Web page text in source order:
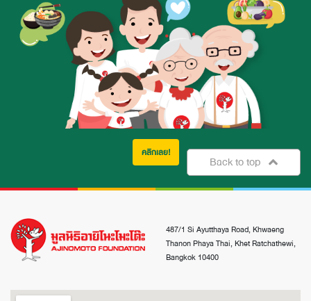
คลิกเลย!
Back to top
487/1 Si Ayutthaya Road, Khwaeng
Thanon Phaya Thai, Khet Ratchathewi,
Bangkok 10400